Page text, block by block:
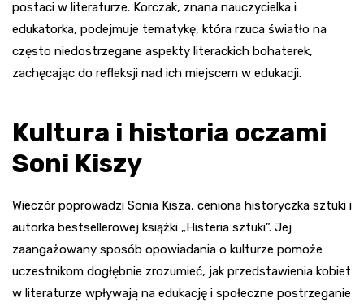
postaci w literaturze. Korczak, znana nauczycielka i
edukatorka, podejmuje tematykę, która rzuca światło na
często niedostrzegane aspekty literackich bohaterek,
zachęcając do refleksji nad ich miejscem w edukacji.
Kultura i historia oczami
Soni Kiszy
Wieczór poprowadzi Sonia Kisza, ceniona historyczka sztuki i
autorka bestsellerowej książki „Histeria sztuki”. Jej
zaangażowany sposób opowiadania o kulturze pomoże
uczestnikom dogłębnie zrozumieć, jak przedstawienia kobiet
w literaturze wpływają na edukację i społeczne postrzeganie